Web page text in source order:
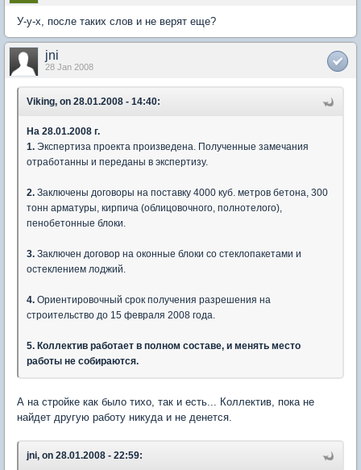
У-у-х, после таких слов и не верят еще?
jni
28 Jan 2008
Viking, on 28.01.2008 - 14:40:
На 28.01.2008 г.
1. Экспертиза проекта произведена. Полученные замечания
отработанны и переданы в экспертизу.
2. Заключены договоры на поставку 4000 куб. метров бетона, 300
тонн арматуры, кирпича (облицовочного, полнотелого),
пенобетонные блоки.
3. Заключен договор на оконные блоки со стеклопакетами и
остеклением лоджий.
4. Ориентировочный срок получения разрешения на
строительство до 15 февраля 2008 года.
5. Коллектив работает в полном составе, и менять место
работы не собираются.
А на стройке как было тихо, так и есть... Коллектив, пока не
найдет другую работу никуда и не денется.
jni, on 28.01.2008 - 22:59: